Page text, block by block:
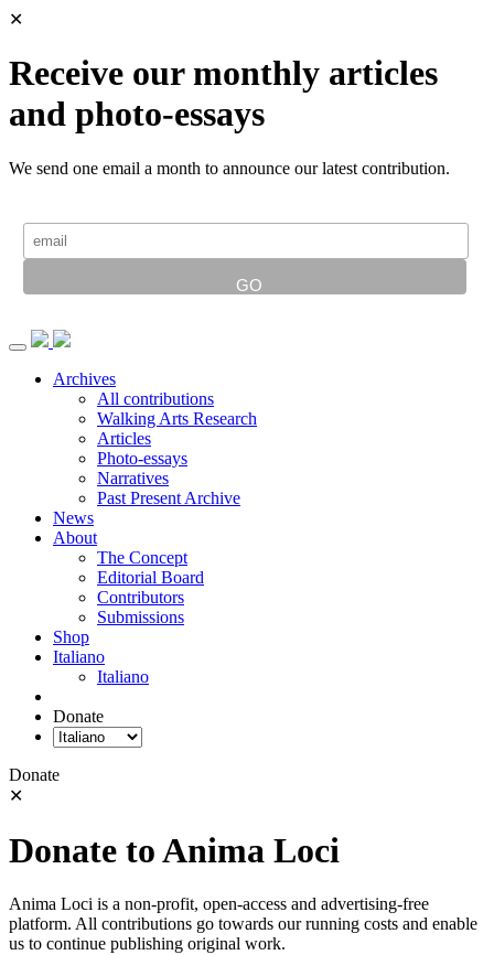
✕
Receive our monthly articles
and photo-essays
We send one email a month to announce our latest contribution.
Archives
All contributions
Walking Arts Research
Articles
Photo-essays
Narratives
Past Present Archive
News
About
The Concept
Editorial Board
Contributors
Submissions
Shop
Italiano
Italiano
Donate
Donate
✕
Donate to Anima Loci
Anima Loci is a non-profit, open-access and advertising-free
platform. All contributions go towards our running costs and enable
us to continue publishing original work.